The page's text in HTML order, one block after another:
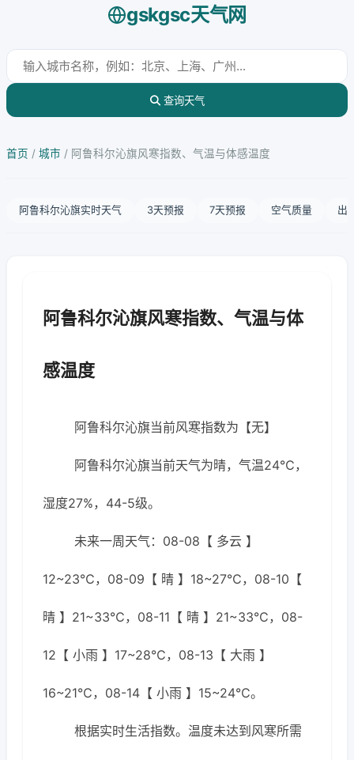
gskgsc天气网
查询天气
首页 / 城市 / 阿鲁科尔沁旗风寒指数、气温与体感温度
阿鲁科尔沁旗实时天气 3天预报 7天预报 空气质量 出
阿鲁科尔沁旗风寒指数、气温与体
感温度
阿鲁科尔沁旗当前风寒指数为【无】
阿鲁科尔沁旗当前天气为晴，气温24℃，
湿度27%，44-5级。
未来一周天气：08-08【 多云 】
12~23℃，08-09【 晴 】18~27℃，08-10【
晴 】21~33℃，08-11【 晴 】21~33℃，08-
12【 小雨 】17~28℃，08-13【 大雨 】
16~21℃，08-14【 小雨 】15~24℃。
根据实时生活指数。温度未达到风寒所需